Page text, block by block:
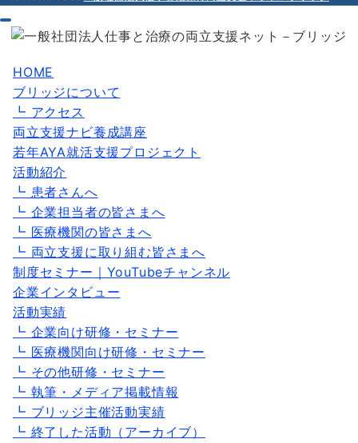
HOME
ブリッジについて
┗ アクセス
両立支援ナビ養成講座
若年AYA就活支援プロジェクト
活動紹介
┗ 患者さんへ
┗ 企業担当者の皆さまへ
┗ 医療機関の皆さまへ
┗ 両立支援に取り組む皆さまへ
制度セミナー｜YouTubeチャンネル
企業インタビュー
活動実績
┗ 企業向け研修・セミナー
┗ 医療機関向け研修・セミナー
┗ その他研修・セミナー
┗ 執筆・メディア掲載情報
┗ ブリッジ主催活動実績
┗ 終了した活動（アーカイブ）